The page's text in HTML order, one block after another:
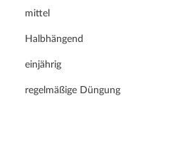
mittel
Halbhängend
einjährig
regelmäßige Düngung